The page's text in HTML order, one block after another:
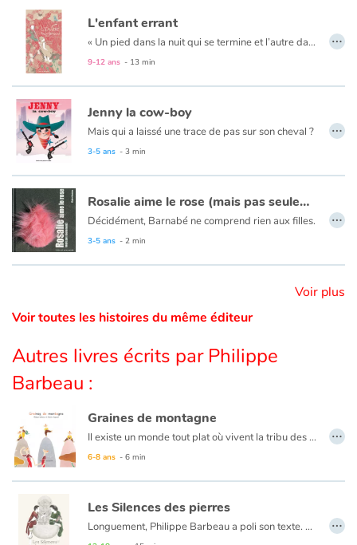
Fêtes et évènements
Amour et amitié
Sujets de société
Émotions et sentiments
Formats et illustrations
Catalogue anglais
Accueil
Famille
Écoles
Vidéos & Tutoriaux
L'enfant errant
« Un pied dans la nuit qui se termine et l’autre dans le jour qui se lève un enfant seul enjambe l’horizon. Il pose le pied sur la terre froide et se met en marche. »
9-12 ans - 13 min
…
Jenny la cow-boy
Mais qui a laissé une trace de pas sur son cheval ?
3-5 ans - 3 min
…
Rosalie aime le rose (mais pas seulement)
Décidément, Barnabé ne comprend rien aux filles.
3-5 ans - 2 min
…
Voir plus
Voir toutes les histoires du même éditeur
Autres livres écrits par Philippe
Barbeau :
Graines de montagne
Il existe un monde tout plat où vivent la tribu des petits très petits et la tribu des grands très grands. Chacune d'elles ne manque pas d'ingéniosité pour montrer à l'autre qui est la plus forte.
6-8 ans - 6 min
…
Les Silences des pierres
Longuement, Philippe Barbeau a poli son texte. Puis, patiemment, Marion Janin se l’est approprié, lui imposant son souffle, sa respiration.
…